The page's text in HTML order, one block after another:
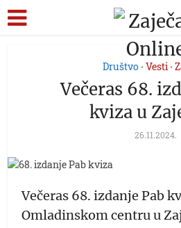
Društvo • Vesti •
Večeras 68.
kviza u
26.11.2024.
Večeras 68. izdanje Pab
Omladinskom centru u